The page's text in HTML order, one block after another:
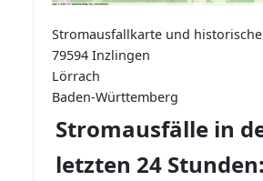
Stromausfallkarte und
79594 Inzlingen
Lörrach
Baden-Württemberg
Stromausfälle in
letzten 24 Stunden: